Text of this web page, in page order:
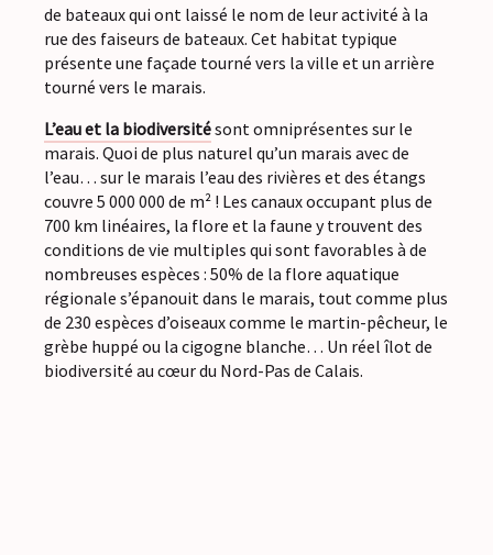
de bateaux qui ont laissé le nom de leur activité à la
rue des faiseurs de bateaux. Cet habitat typique
présente une façade tourné vers la ville et un arrière
tourné vers le marais.
L’eau et la biodiversitésont omniprésentes sur le
marais. Quoi de plus naturel qu’un marais avec de
l’eau… sur le marais l’eau des rivières et des étangs
couvre 5 000 000 de m² ! Les canaux occupant plus de
700 km linéaires, la flore et la faune y trouvent des
conditions de vie multiples qui sont favorables à de
nombreuses espèces : 50% de la flore aquatique
régionale s’épanouit dans le marais, tout comme plus
de 230 espèces d’oiseaux comme le martin-pêcheur, le
grèbe huppé ou la cigogne blanche… Un réel îlot de
biodiversité au cœur du Nord-Pas de Calais.